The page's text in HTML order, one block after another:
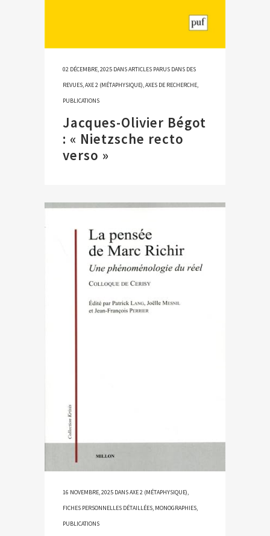
02 DÉCEMBRE, 2025 DANSARTICLES PARUS DANS DES
REVUES,AXE 2 (MÉTAPHYSIQUE),AXES DE RECHERCHE,
PUBLICATIONS
Jacques-Olivier Bégot
: « Nietzsche recto
verso »
16 NOVEMBRE, 2025 DANSAXE 2 (MÉTAPHYSIQUE),
FICHES PERSONNELLES DÉTAILLÉES, MONOGRAPHIES,
PUBLICATIONS